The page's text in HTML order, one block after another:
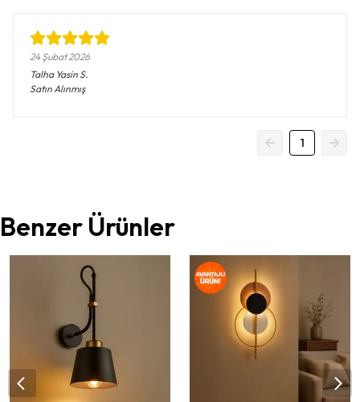
24 Şubat 2026
Talha Yasin S.
Satın Alınmış
1
Benzer Ürünler